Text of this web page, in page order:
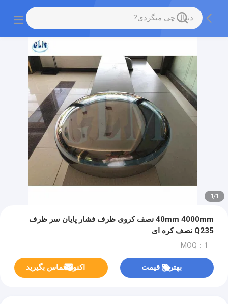
1
/
1
40mm 4000mm نصف کروی ظرف فشار پایان سر ظرف
Q235 نصف کره ای
MOQ：1
بهترین قیمت اکنون تماس بگیرید